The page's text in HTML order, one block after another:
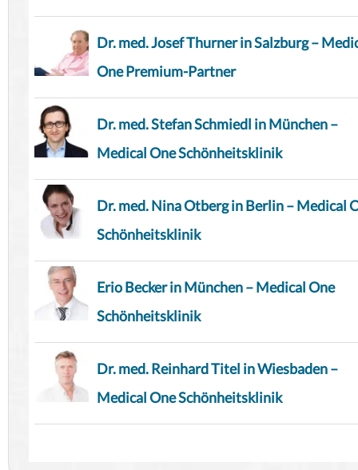
Dr. med. Josef Thurner in Salzburg –
One Premium-Partner
Dr. med. Stefan Schmiedl in München –
Medical One Schönheitsklinik
Dr. med. Nina Otberg in Berlin – Medical
Schönheitsklinik
Erio Becker in München – Medical One
Schönheitsklinik
Dr. med. Reinhard Titel in Wiesbaden –
Medical One Schönheitsklinik